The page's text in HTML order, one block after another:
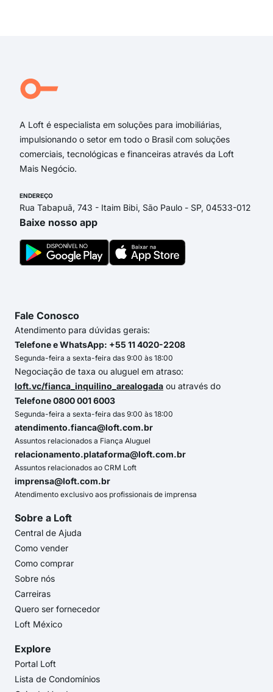
A Loft é especialista em soluções para imobiliárias,
impulsionando o setor em todo o Brasil com soluções
comerciais, tecnológicas e financeiras através da Loft
Mais Negócio.
ENDEREÇO
Rua Tabapuã, 743 - Itaim Bibi, São Paulo - SP, 04533-012
Baixe nosso app
Fale Conosco
Atendimento para dúvidas gerais:
Telefone e WhatsApp: +55 11 4020-2208
Segunda-feira a sexta-feira das 9:00 às 18:00
Negociação de taxa ou aluguel em atraso:
loft.vc/fianca_inquilino_arealogada ou através do
Telefone 0800 001 6003
Segunda-feira a sexta-feira das 9:00 às 18:00
atendimento.fianca@loft.com.br
Assuntos relacionados a Fiança Aluguel
relacionamento.plataforma@loft.com.br
Assuntos relacionados ao CRM Loft
imprensa@loft.com.br
Atendimento exclusivo aos profissionais de imprensa
Sobre a Loft
Central de Ajuda
Como vender
Como comprar
Sobre nós
Carreiras
Quero ser fornecedor
Loft México
Explore
Portal Loft
Lista de Condomínios